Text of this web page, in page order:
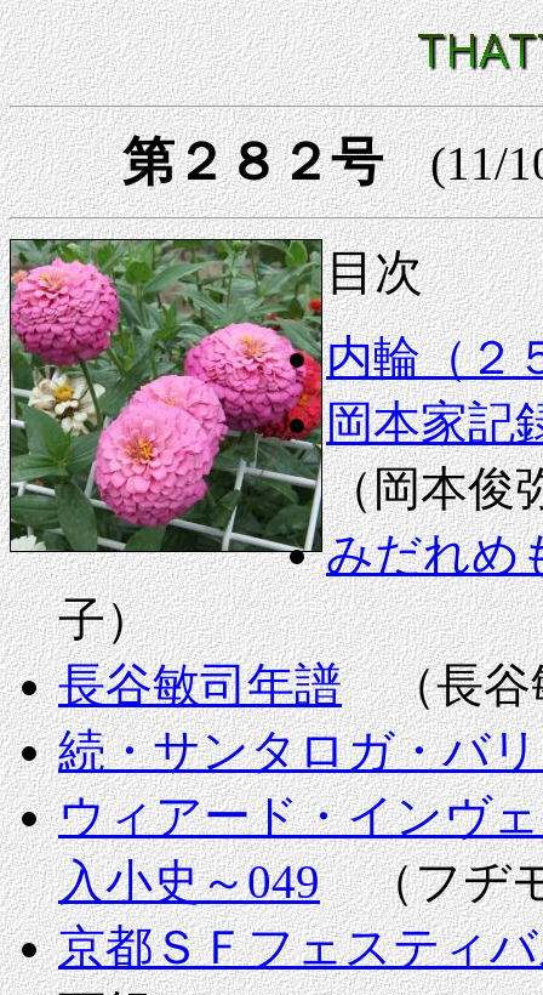
第２８２号(11/
目次
内輪（２
岡本家記
（岡本
みだれめ
子）
長谷敏司年譜（長谷
続・サンタロガ・バ
ウィアード・インヴ
入小史～049（フヂ
京都ＳＦフェスティ